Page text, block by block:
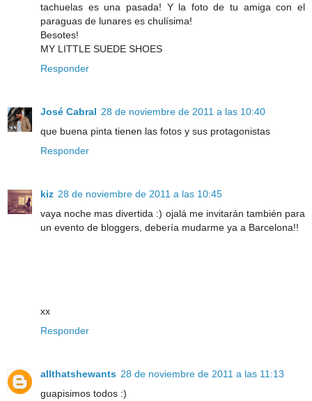
tachuelas es una pasada! Y la foto de tu amiga con el
paraguas de lunares es chulísima!
Besotes!
MY LITTLE SUEDE SHOES
Responder
José Cabral 28 de noviembre de 2011 a las 10:40
que buena pinta tienen las fotos y sus protagonistas
Responder
kiz 28 de noviembre de 2011 a las 10:45
vaya noche mas divertida :) ojalá me invitarán también para
un evento de bloggers, debería mudarme ya a Barcelona!!
xx
Responder
allthatshewants 28 de noviembre de 2011 a las 11:13
guapisimos todos :)